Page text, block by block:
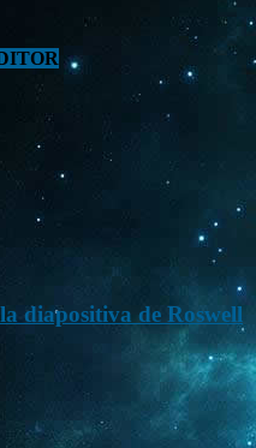
diapositiva de Roswell